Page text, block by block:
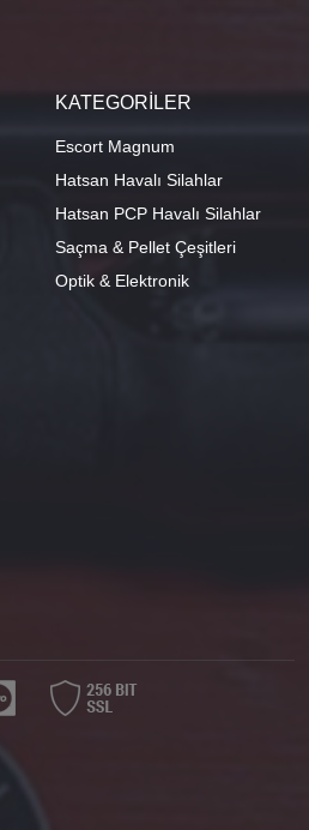
KATEGORİLER
Escort Magnum
Hatsan Havalı Silahlar
Hatsan PCP Havalı Silahlar
Saçma & Pellet Çeşitleri
Optik & Elektronik